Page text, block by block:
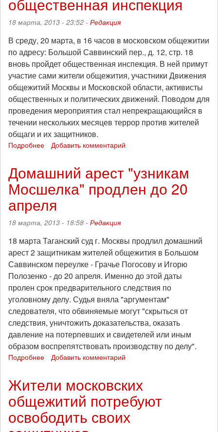
ни
жильцов,
ни
18 марта, 2013 - 23:52 - Редакция
В среду, 20 марта, в 16 часов в московском общежитии
по адресу: Большой Саввинский пер., д. 12, стр. 18
вновь пройдет общественная инспекция. В ней примут
участие сами жители общежития, участники Движения
общежитий Москвы и Московской области, активисты
общественных и политических движений. Поводом для
проведения мероприятия стал непрекращающийся в
течении нескольких месяцев террор против жителей
общаги и их защитников.
Подробнее
Саввинском
вновь
пройдет
общественная
инспекция
Добавить комментарий
Домашний арест "узникам
Мосшелка" продлен до 20
апреля
18 марта, 2013 - 18:58 - Редакция
18 марта Таганский суд г. Москвы продлил домашний
арест 2 защитникам жителей общежития в Большом
Саввинском переулке - Грачье Погосову и Игорю
Полозенко - до 20 апреля. Именно до этой даты
пролен срок предварительного следствия по
уголовному делу. Судья вняла "аргументам"
следователя, что обвиняемые могут "скрыться от
следствия, уничтожить доказательства, оказать
давление на потерпевших и свидетелей или иным
образом воспрепятствовать производству по делу".
Подробнее
"узникам
продлен
до
20
Добавить комментарий
Жители московских
общежитий потребуют
освободить своих